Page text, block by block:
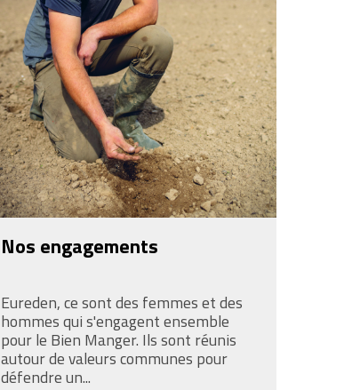
Nos engagements
Eureden, ce sont des femmes et des
hommes qui s'engagent ensemble
pour le Bien Manger. Ils sont réunis
autour de valeurs communes pour
défendre un...